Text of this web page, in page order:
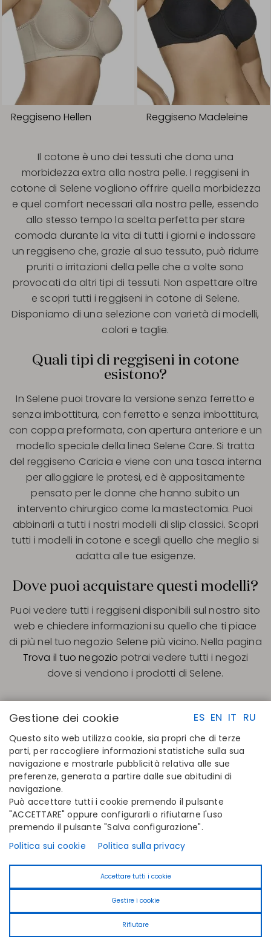
Reggiseno Hellen Reggiseno Madeleine
Il cotone è uno dei tessuti che dona una
morbidezza extra alla nostra pelle. I reggiseni in
cotone di Selene vogliono offrire quella morbidezza
e quel comfort necessari alla nostra pelle, essendo
allo stesso tempo la scelta perfetta per stare
comoda durante la vita di tutti i giorni e indossare
un reggiseno che, grazie al suo tessuto, può ridurre
pruriti o irritazioni della pelle che a volte sono
provocati da altri tipi di tessuti. Non aspettare oltre
e scopri tutti i reggiseni in cotone di Selene.
Disponiamo di una selezione con varietà di modelli,
colori e taglie.
Quali tipi di reggiseni in cotone
esistono?
In Selene puoi trovare la versione senza ferretto e
senza imbottitura, con ferretto e senza imbottitura,
con coppa preformata, con apertura anteriore e un
modello speciale della linea Selene Care. Si tratta
del reggiseno Caricia e viene con una tasca interna
per alloggiare le protesi, ed è appositamente
pensato per le donne che hanno subito un
intervento chirurgico come la mastectomia. Puoi
abbinarli a tutti i nostri modelli di slip classici. Scopri
tutti i modelli in cotone e scegli quello che meglio si
adatta alle tue esigenze.
Dove puoi acquistare questi modelli?
Puoi vedere tutti i reggiseni disponibili sul nostro sito
web e chiedere informazioni su quello che ti piace
di più nel tuo negozio Selene più vicino. Nella pagina
Trova il tuo negozio potrai vedere tutti i negozi
dove si vendono i prodotti di Selene.
ES EN IT RU
Gestione dei cookie
Questo sito web utilizza cookie, sia propri che di terze
parti, per raccogliere informazioni statistiche sulla sua
navigazione e mostrarle pubblicità relativa alle sue
preferenze, generata a partire dalle sue abitudini di
navigazione.
Può accettare tutti i cookie premendo il pulsante
"ACCETTARE" oppure configurarli o rifiutarne l'uso
premendo il pulsante "Salva configurazione".
Politica sui cookie
Politica sulla privacy
Accettare tutti i cookie
Gestire i cookie
Rifiutare
LINK RAPIDI
Calcola la tua taglia
Trova il tuo negozio
Unisciti alla directory
CONTATTI
Disintex 2021 SL
disintex@disintex.es
AZIENDA
Chi siamo
Blog
SEGUICI
Facebook
Linkedin
Youtube
Pinterest
Tiktok
Powered byIridian Web
Aviso legale
- Politica sulla privacy - Cookie Policy